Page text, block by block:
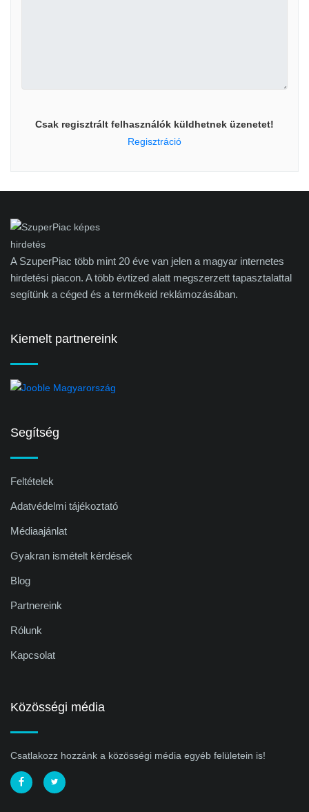
Csak regisztrált felhasználók küldhetnek üzenetet!
Regisztráció
A SzuperPiac több mint 20 éve van jelen a magyar internetes
hirdetési piacon. A több évtized alatt megszerzett tapasztalattal
segítünk a céged és a termékeid reklámozásában.
Kiemelt partnereink
Segítség
Feltételek
Adatvédelmi tájékoztató
Médiaajánlat
Gyakran ismételt kérdések
Blog
Partnereink
Rólunk
Kapcsolat
Közösségi média
Csatlakozz hozzánk a közösségi média egyéb felületein is!